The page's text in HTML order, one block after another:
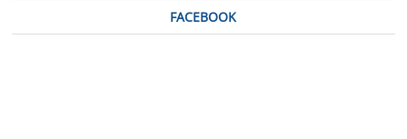
FACEBOOK